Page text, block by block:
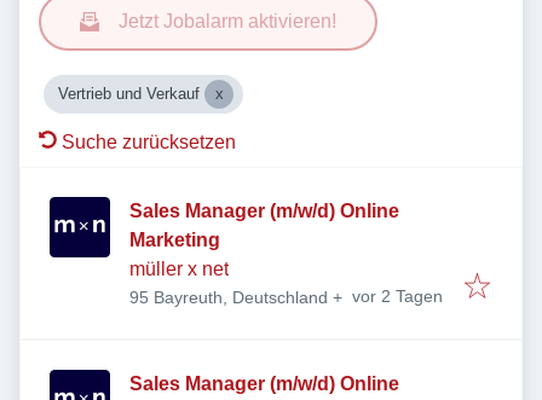
Jetzt Jobalarm aktivieren!
Vertrieb und Verkauf
Suche zurücksetzen
Sales Manager (m/w/d) Online
Marketing
müller x net
95 Bayreuth, Deutschland + Veröffentlicht
vor 2 Tagen
Sales Manager (m/w/d) Online